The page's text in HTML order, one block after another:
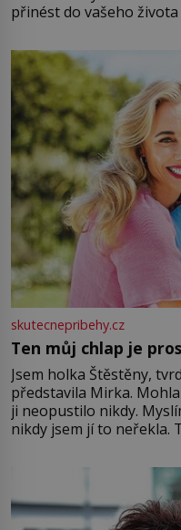
přinést do vašeho
můžete obohatit své
větší harmonii a klid. Je
skutecnepribehy.cz
Ten můj chlap je
Jsem holka Štěstěny,
představila Mirka.
ji neopustilo nikdy.
nikdy jsem jí to neřekla.
Jsme spolu moc rádi